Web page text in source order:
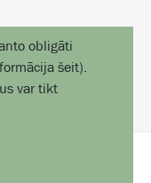
kartē
obligāti
šeit).
var tikt